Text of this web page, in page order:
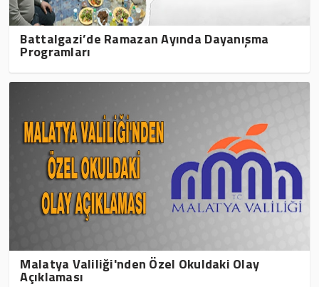
Battalgazi’de Ramazan Ayında Dayanışma
Programları
Malatya Valiliği'nden Özel Okuldaki Olay
Açıklaması